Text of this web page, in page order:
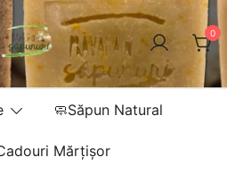
0
🧼Săpun Natural
Mărțișor